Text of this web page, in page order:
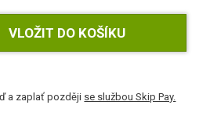
a zaplať později se službou Skip Pay.